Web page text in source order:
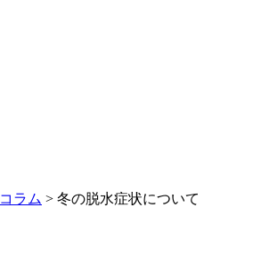
コラム > 冬の脱水症状について